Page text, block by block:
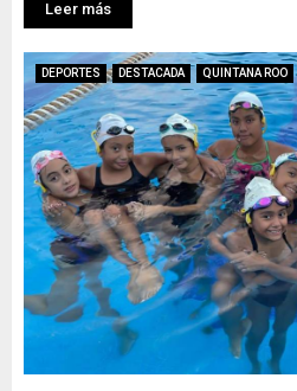
Leer más
DEPORTES DESTACADA QUINTANA ROO